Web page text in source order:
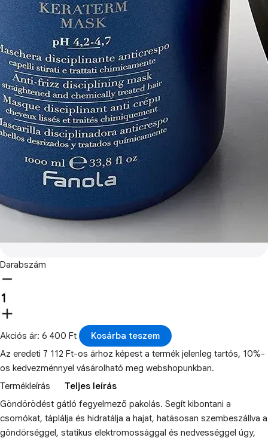
Darabszám
Akciós ár: 6 400 Ft
Kosárba teszem
Az eredeti 7 112 Ft-os árhoz képest a termék jelenleg tartós, 10%-
os kedvezménnyel vásárolható meg webshopunkban.
Termékleírás
Teljes leírás
Göndörödést gátló fegyelmező pakolás. Segít kibontani a
csomókat, táplálja és hidratálja a hajat, hatásosan szembeszállva a
göndörséggel, statikus elektromossággal és nedvességgel úgy,